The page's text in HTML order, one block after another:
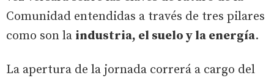
Comunidad entendidas a través de tres pilares
como son la industria, el suelo y la energía.
La apertura de la jornada correrá a cargo del